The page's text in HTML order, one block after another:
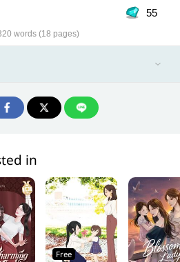
55
words (18 pages)
in
Free